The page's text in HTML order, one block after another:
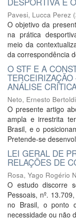
Pavesi, Lucca Perez (
O objetivo da
na prática
meio da
da correspondência
O STF E A
ANÁLISE
Neto, Ernesto Bertoldi
O presente artigo
ampla e irrestrita
Brasil, e o
Pretende-se
LEI GERAL DE
RELAÇÕES DE
Rosa, Yago Rogério
O estudo discorre
Pessoais, nº.
no Brasil, o ponto
necessidade ou não